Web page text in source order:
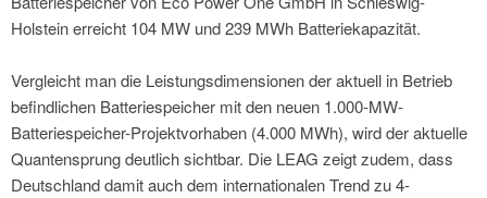
Holstein erreicht 104 MW und 239 MWh Batteriekapazität.
Vergleicht man die Leistungsdimensionen der aktuell in Betrieb
befindlichen Batteriespeicher mit den neuen 1.000-MW-
Batteriespeicher-Projektvorhaben (4.000 MWh), wird der aktuelle
Quantensprung deutlich sichtbar. Die LEAG zeigt zudem, dass
Deutschland damit auch dem internationalen Trend zu 4-